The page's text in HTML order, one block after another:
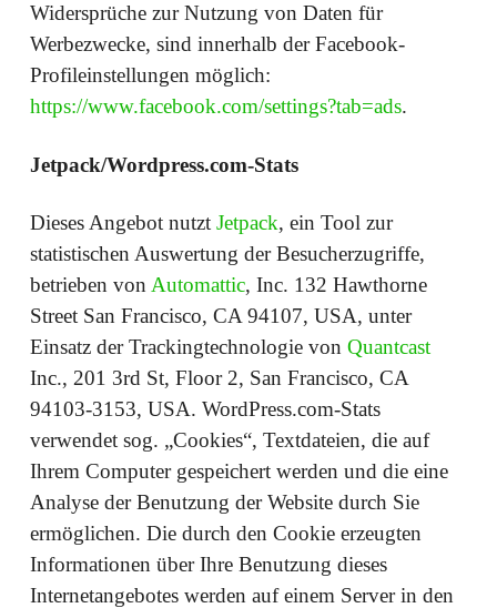
Widersprüche zur Nutzung von Daten für
Werbezwecke, sind innerhalb der Facebook-
Profileinstellungen möglich:
https://www.facebook.com/settings?tab=ads.
Jetpack/Wordpress.com-Stats
Dieses Angebot nutzt Jetpack, ein Tool zur
statistischen Auswertung der Besucherzugriffe,
betrieben von Automattic, Inc. 132 Hawthorne
Street San Francisco, CA 94107, USA, unter
Einsatz der Trackingtechnologie von Quantcast
Inc., 201 3rd St, Floor 2, San Francisco, CA
94103-3153, USA. WordPress.com-Stats
verwendet sog. „Cookies“, Textdateien, die auf
Ihrem Computer gespeichert werden und die eine
Analyse der Benutzung der Website durch Sie
ermöglichen. Die durch den Cookie erzeugten
Informationen über Ihre Benutzung dieses
Internetangebotes werden auf einem Server in den